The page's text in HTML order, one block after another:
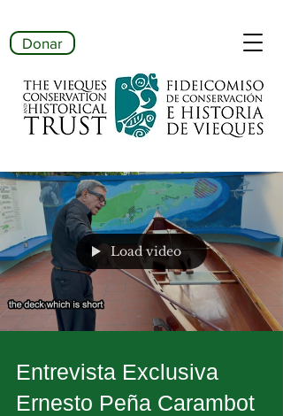
Donar
Load video
Entrevista Exclusiva
Ernesto Peña Carambot